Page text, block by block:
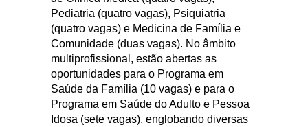
Pediatria (quatro vagas), Psiquiatria
(quatro vagas) e Medicina de Família e
Comunidade (duas vagas). No âmbito
multiprofissional, estão abertas as
oportunidades para o Programa em
Saúde da Família (10 vagas) e para o
Programa em Saúde do Adulto e Pessoa
Idosa (sete vagas), englobando diversas